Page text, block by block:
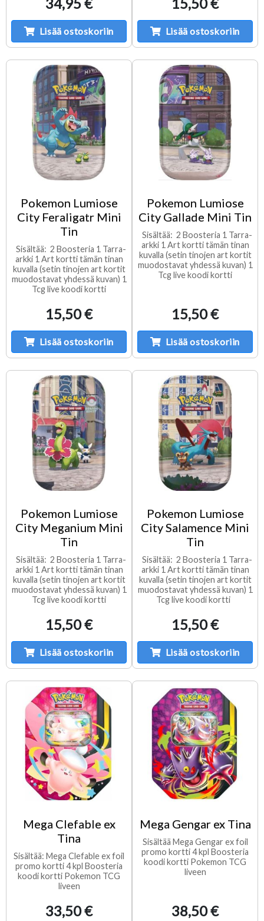
Lisää ostoskoriin Lisää ostoskoriin
Pokemon Lumiose
City Feraligatr Mini
Tin
Sisältää: 2 Boosteria 1 Tarra-
arkki 1 Art kortti tämän tinan
kuvalla (setin tinojen art kortit
muodostavat yhdessä kuvan) 1
Tcg live koodi kortti
15,50 €
Lisää ostoskoriin
Pokemon Lumiose
City Gallade Mini Tin
Sisältää: 2 Boosteria 1 Tarra-
arkki 1 Art kortti tämän tinan
kuvalla (setin tinojen art kortit
muodostavat yhdessä kuvan) 1
Tcg live koodi kortti
15,50 €
Lisää ostoskoriin
Pokemon Lumiose
City Meganium Mini
Tin
Sisältää: 2 Boosteria 1 Tarra-
arkki 1 Art kortti tämän tinan
kuvalla (setin tinojen art kortit
muodostavat yhdessä kuvan) 1
Tcg live koodi kortti
15,50 €
Lisää ostoskoriin
Pokemon Lumiose
City Salamence Mini
Tin
Sisältää: 2 Boosteria 1 Tarra-
arkki 1 Art kortti tämän tinan
kuvalla (setin tinojen art kortit
muodostavat yhdessä kuvan) 1
Tcg live koodi kortti
15,50 €
Lisää ostoskoriin
Mega Clefable ex
Tina
Sisältää: Mega Clefable ex foil
promo kortti 4 kpl Boosteria
koodi kortti Pokemon TCG
liveen
33,50 €
Mega Gengar ex Tina
Sisältää Mega Gengar ex foil
promo kortti 4 kpl Boosteria
koodi kortti Pokemon TCG
liveen
38,50 €